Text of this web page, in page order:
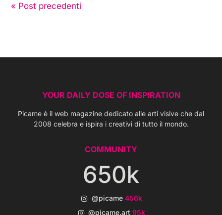
« Post precedenti
YOUR DAILY DOSE OF INSPIRATION
Picame è il web magazine dedicato alle arti visive che dal
2008 celebra e ispira i creativi di tutto il mondo.
COMMUNITY
650k
@picame 456k
@picame.art95k